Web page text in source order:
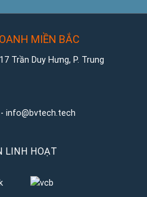
MIỀN BẮC
Trần Duy Hưng, P. Trung
info@bvtech.tech
LINH HOẠT